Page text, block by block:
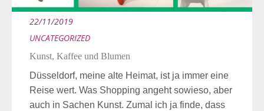
22/11/2019
UNCATEGORIZED
Kunst, Kaffee und Blumen
Düsseldorf, meine alte Heimat, ist ja immer eine
Reise wert. Was Shopping angeht sowieso, aber
auch in Sachen Kunst. Zumal ich ja finde, dass